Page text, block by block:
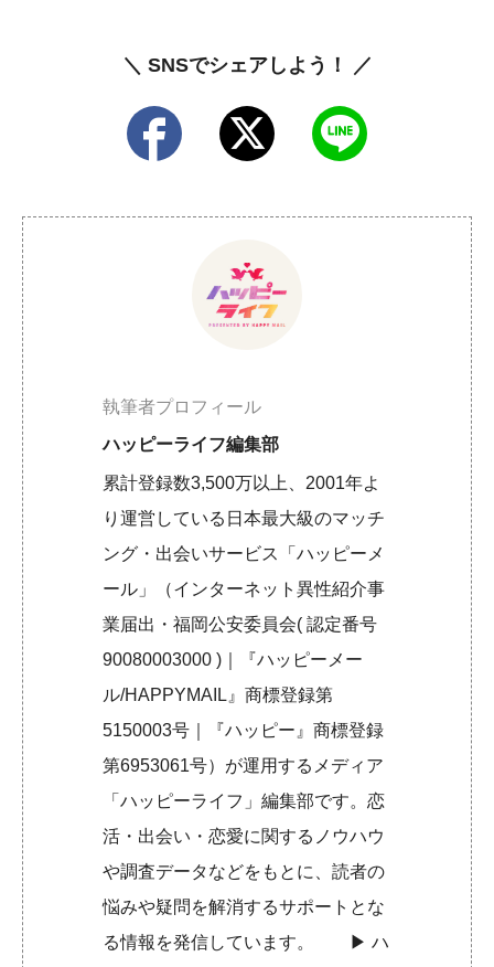
＼ SNSでシェアしよう！ ／
執筆者プロフィール
ハッピーライフ編集部
累計登録数3,500万以上、2001年よ
り運営している日本最大級のマッチ
ング・出会いサービス「ハッピーメ
ール」（インターネット異性紹介事
業届出・福岡公安委員会( 認定番号
90080003000 )｜『ハッピーメー
ル/HAPPYMAIL』商標登録第
5150003号｜『ハッピー』商標登録
第6953061号）が運用するメディア
「ハッピーライフ」編集部です。恋
活・出会い・恋愛に関するノウハウ
や調査データなどをもとに、読者の
悩みや疑問を解消するサポートとな
る情報を発信しています。 ▶︎ハ